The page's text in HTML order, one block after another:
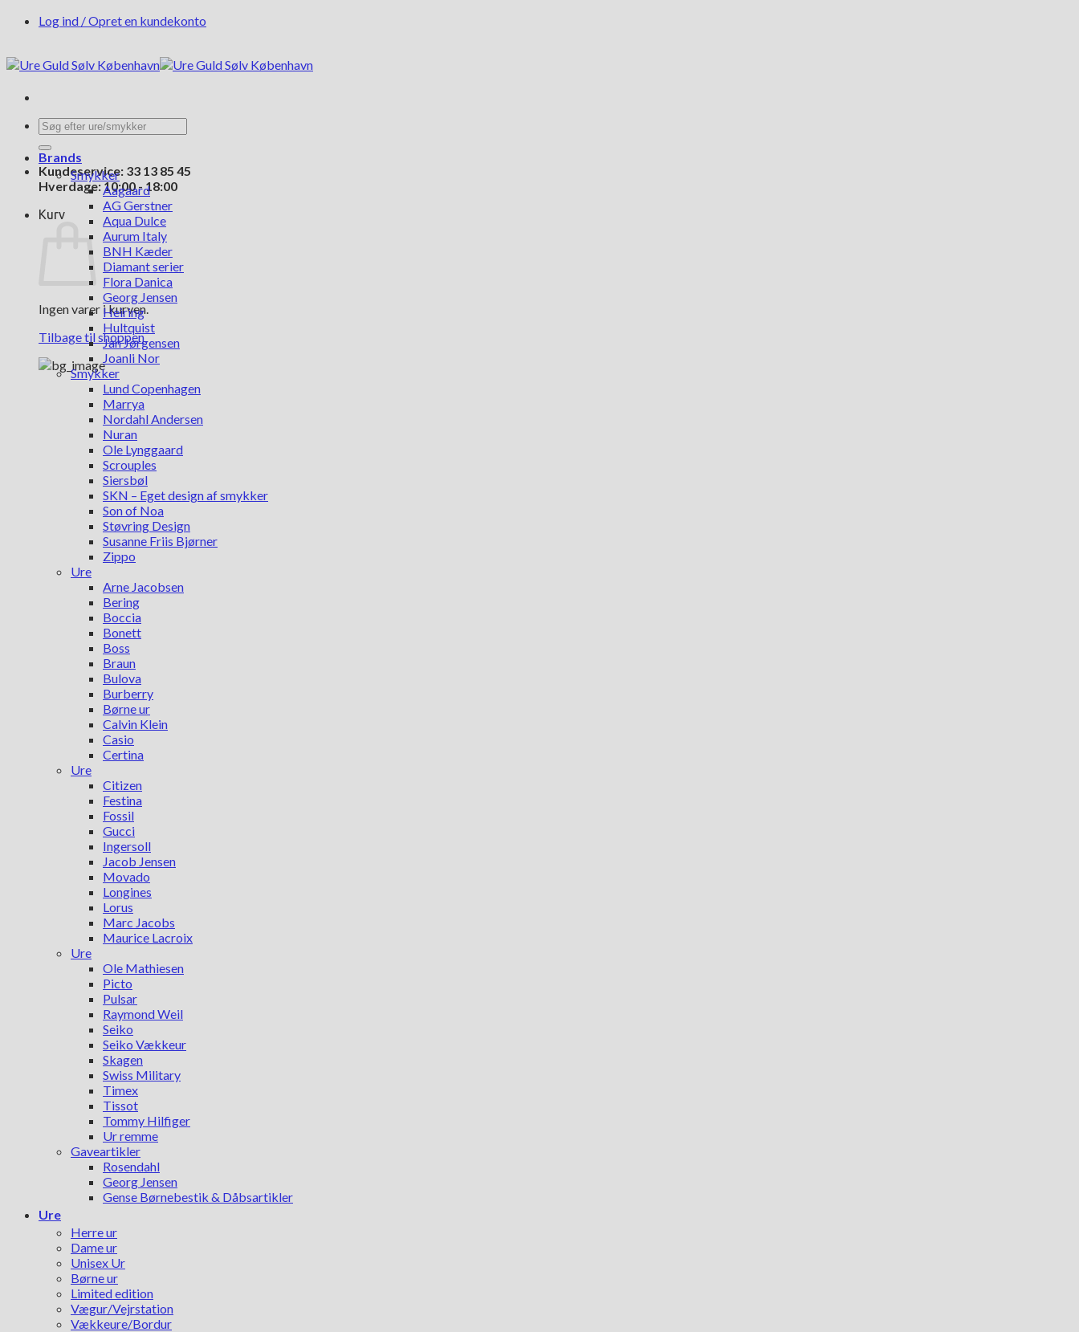
FortsætLog ind / Opret en kundekonto
Søg
efter:
Kundeservice: 33 13 85 45
Hverdage: 10:00 - 18:00
Kurv
Ingen varer i kurven.
Tilbage til shoppen
Brands
Smykker
Aagaard
AG Gerstner
Aqua Dulce
Aurum Italy
BNH Kæder
Diamant serier
Flora Danica
Georg Jensen
Heiring
Hultquist
Jan Jørgensen
Joanli Nor
Smykker
Lund Copenhagen
Marrya
Nordahl Andersen
Nuran
Ole Lynggaard
Scrouples
Siersbøl
SKN – Eget design af smykker
Son of Noa
Støvring Design
Susanne Friis Bjørner
Zippo
Ure
Arne Jacobsen
Bering
Boccia
Bonett
Boss
Braun
Bulova
Burberry
Børne ur
Calvin Klein
Casio
Certina
Ure
Citizen
Festina
Fossil
Gucci
Ingersoll
Jacob Jensen
Movado
Longines
Lorus
Marc Jacobs
Maurice Lacroix
Ure
Ole Mathiesen
Picto
Pulsar
Raymond Weil
Seiko
Seiko Vækkeur
Skagen
Swiss Military
Timex
Tissot
Tommy Hilfiger
Ur remme
Gaveartikler
Rosendahl
Georg Jensen
Gense Børnebestik & Dåbsartikler
Ure
Herre ur
Dame ur
Unisex Ur
Børne ur
Limited edition
Vægur/Vejrstation
Vækkeure/Bordur